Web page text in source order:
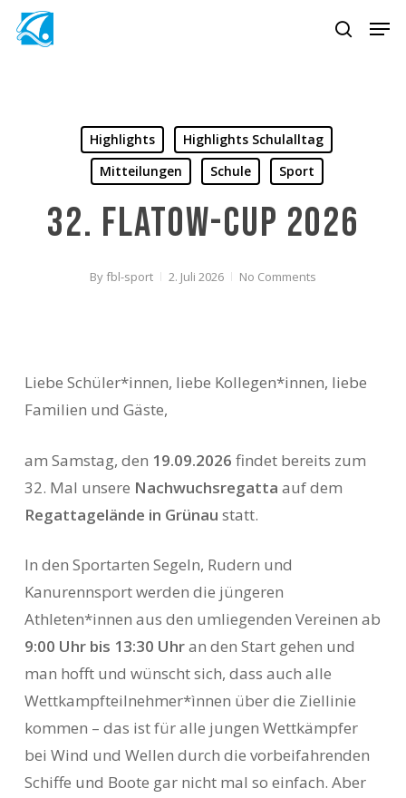
Skip
search
Highlights
Highlights Schulalltag
Mitteilungen
Schule Sport
32. Flatow-Cup 2026
Byfbl-sport 2. Juli 2026 No Comments
Liebe Schüler*innen, liebe Kollegen*innen, liebe
Familien und Gäste,
am Samstag, den 19.09.2026 findet bereits zum
32. Mal unsere Nachwuchsregatta auf dem
Regattagelände in Grünau statt.
In den Sportarten Segeln, Rudern und
Kanurennsport werden die jüngeren
Athleten*innen aus den umliegenden Vereinen ab
9:00 Uhr bis 13:30 Uhran den Start gehen und
man hofft und wünscht sich, dass auch alle
Wettkampfteilnehmer*ìnnen über die Ziellinie
kommen – das ist für alle jungen Wettkämpfer
bei Wind und Wellen durch die vorbeifahrenden
Schiffe und Boote gar nicht mal so einfach. Aber